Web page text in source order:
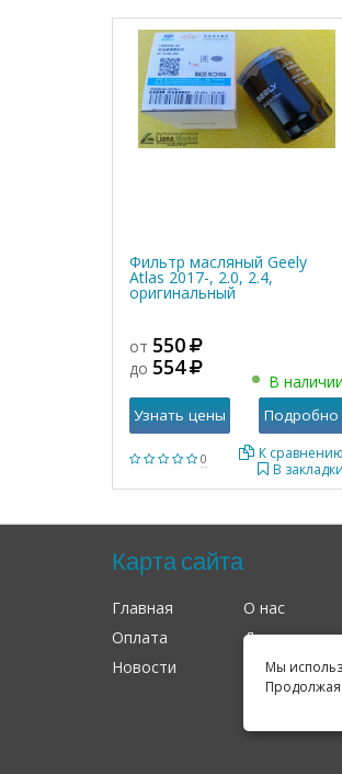
Мы
Продолжая
Фильтр масляный Geely
Atlas 2017-, 2.0, 2.4,
оригинальный
0
от 550
до 554
В наличии
В закладки
К сравнению
Узнать цены Подробно
Карта сайта
Главная О нас
Оплата
Доставка
Новости
Оферта